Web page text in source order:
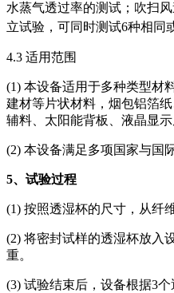
水蒸气透过率的测试；吹扫
立试验，可同时测试6种相同
4.3 适用范围
(1) 本设备适用于多种类型材
建材等片状材料，烟包铝箔
辅料、太阳能背板、液晶显
(2) 本设备满足多项国家与国
5、试验过程
(1) 按照透湿杯的尺寸，从纤
(2) 将密封试样的透湿杯放入
重。
(3) 试验结束后，设备根据3